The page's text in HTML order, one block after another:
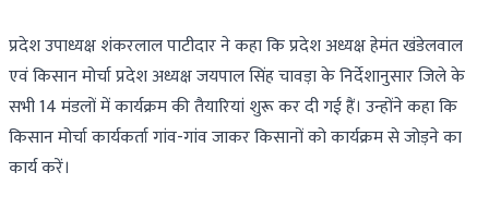
प्रदेश उपाध्यक्ष शंकरलाल पाटीदार ने कहा कि प्रदेश अध्यक्ष हेमंत खंडेलवाल
एवं किसान मोर्चा प्रदेश अध्यक्ष जयपाल सिंह चावड़ा के निर्देशानुसार जिले के
सभी 14 मंडलों में कार्यक्रम की तैयारियां शुरू कर दी गई हैं। उन्होंने कहा कि
किसान मोर्चा कार्यकर्ता गांव-गांव जाकर किसानों को कार्यक्रम से जोड़ने का
कार्य करें।